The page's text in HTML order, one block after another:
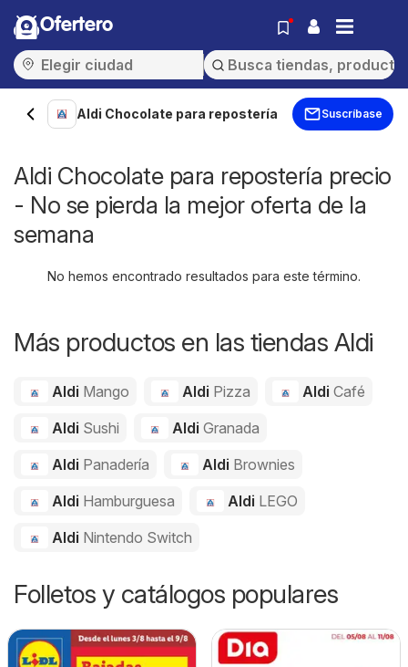
Ofertero
Aldi Chocolate para repostería Suscríbase
Aldi Chocolate para repostería precio
- No se pierda la mejor oferta de la
semana
No hemos encontrado resultados para este término.
Más productos en las tiendas Aldi
Aldi Mango Aldi Pizza AldiCafé
Aldi Sushi Aldi Granada
Aldi Panadería Aldi Brownies
Aldi Hamburguesa Aldi LEGO
Aldi Nintendo Switch
Folletos y catálogos populares